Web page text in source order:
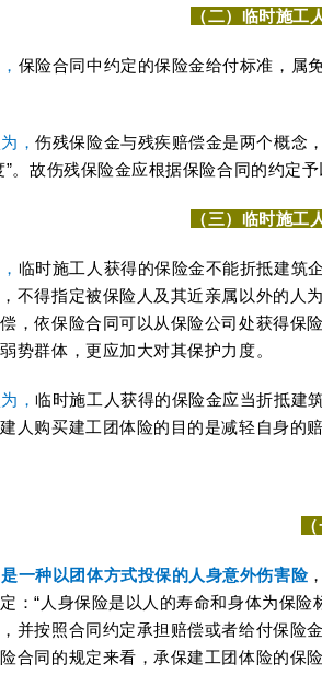
（二）临时施
保险合同中约定的保险金给付标准，属
，伤残保险金与残疾赔偿金是两个概念
”。故伤残保险金应根据保险合同的约定
（三）临时施
临时施工人获得的保险金不能折抵建筑
不得指定被保险人及其近亲属以外的人
，依保险合同可以从保险公司处获得保
势群体，更应加大对其保护力度。
，临时施工人获得的保险金应当折抵建
人购买建工团体险的目的是减轻自身的
一种以团体方式投保的人身意外伤害险
：“人身保险是以人的寿命和身体为保
并按照合同约定承担赔偿或者给付保险
合同的规定来看，承保建工团体险的保